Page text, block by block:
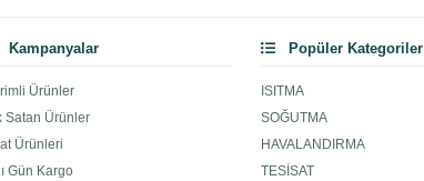
Kampanyalar
Ürünler
Satan Ürünler
Ürünleri
Gün Kargo
Popüler Kategoriler
ISITMA
SOĞUTMA
HAVALANDIRMA
TESİSAT